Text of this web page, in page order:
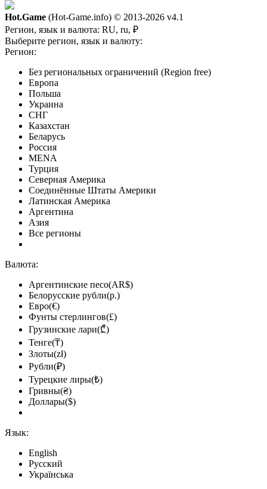
Hot.Game (Hot-Game.info) © 2013-2026 v4.1
Регион, язык и валюта: RU, ru, ₽
Выберите регион, язык и валюту:
Регион:
Без региональных ограничений (Region free)
Европа
Польша
Украина
СНГ
Казахстан
Беларусь
Россия
MENA
Турция
Северная Америка
Соединённые Штаты Америки
Латинская Америка
Аргентина
Азия
Все регионы
Валюта:
Аргентинские песо(AR$)
Белорусские рубли(р.)
Евро(€)
Фунты стерлингов(£)
Грузинские лари(₾)
Тенге(₸)
Злоты(zł)
Рубли(₽)
Турецкие лиры(₺)
Гривны(₴)
Доллары($)
Язык:
English
Русский
Українська